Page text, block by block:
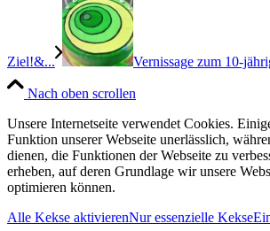
Ziel!&... Vernissage zum 10-
Nach oben scrollen
Unsere Internetseite verwendet Cookies.
Funktion unserer Webseite unerlässlich,
dienen, die Funktionen der Webseite zu
erheben, auf deren Grundlage wir unsere
optimieren können.
Alle Kekse aktivierenNur essenzielle Kekse